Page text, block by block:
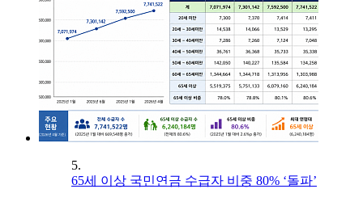
5.
65세 이상 국민연금 수급자 비중 80% ‘돌파’